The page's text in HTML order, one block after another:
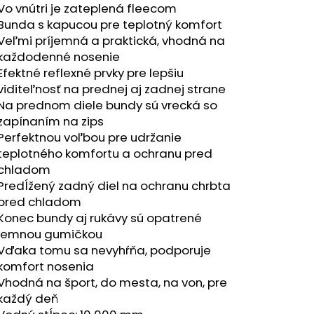
vnútri je zateplená fleecom
s kapucou pre teplotný komfort
príjemná a praktická, vhodná na
nosenie
reflexné prvky pre lepšiu
na prednej aj zadnej strane
prednom diele bundy sú vrecká so
na zips
voľbou pre udržanie
komfortu a ochranu pred
zadný diel na ochranu chrbta
chladom
bundy aj rukávy sú opatrené
gumičkou
tomu sa nevyhŕňa, podporuje
nosenia
na šport, do mesta, na von, pre
deň